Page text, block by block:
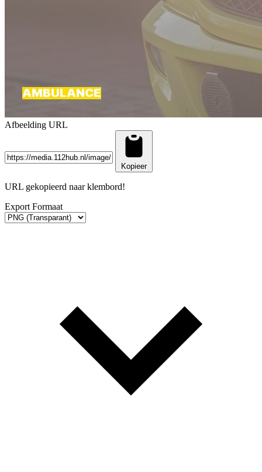
Afbeelding URL
Kopieer
URL gekopieerd naar klembord!
Export Formaat